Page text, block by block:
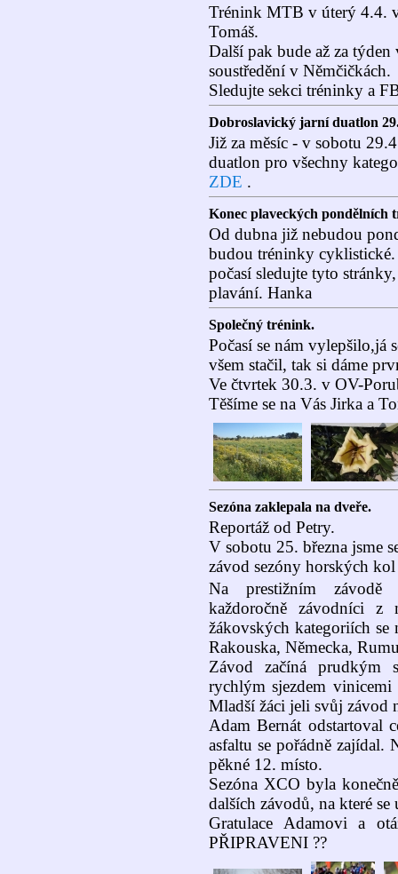
Trénink MTB v úterý 4.4.
Tomáš.
Další pak bude až za
soustředění v Němčičkách.
Sledujte sekci tréninky a
Dobroslavický jarní duatlon
Již za měsíc - v sobotu
duatlon pro všechny
ZDE .
Konec plaveckých pondělních
Od dubna již nebudou
budou tréninky cyklistické.
počasí sledujte tyto
plavání. Hanka
Společný trénink.
Počasí se nám vylepšilo,já
všem stačil, tak si dáme
Ve čtvrtek 30.3. v OV-
Těšíme se na Vás Jirka a
Sezóna zaklepala na dveře.
Reportáž od Petry.
V sobotu 25. března jsme
závod sezóny horských
Na prestižním
každoročně závodníci z
žákovských kategoriích se
Rakouska, Německa,
Závod začíná prudkým
rychlým sjezdem vinicemi
Mladší žáci jeli svůj závod
Adam Bernát odstartoval
asfaltu se pořádně zajídal.
pěkné 12. místo.
Sezóna XCO byla
dalších závodů, na které se
Gratulace Adamovi a
PŘIPRAVENI ??